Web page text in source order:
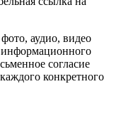
аудио, видео
информационного
согласие
конкретного